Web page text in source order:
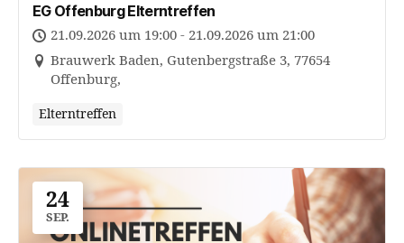
EG Offenburg Elterntreffen
21.09.2026 um 19:00 - 21.09.2026 um 21:00
Brauwerk Baden, Gutenbergstraße 3, 77654
Offenburg,
Elterntreffen
24
SEP.